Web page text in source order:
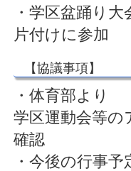
・学区盆踊り
片付けに参加
【協議事項】
・体育部より
学区運動会等の
確認
・今後の行事